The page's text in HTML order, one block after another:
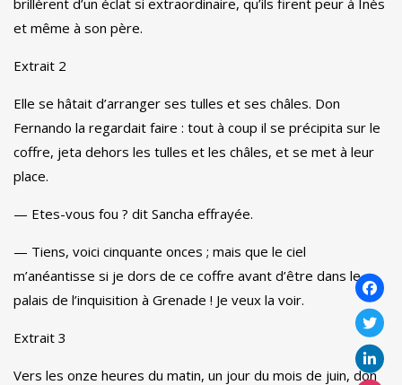
et même à son père.
Extrait 2
Elle se hâtait d’arranger ses tulles et ses châles. Don
Fernando la regardait faire : tout à coup il se précipita sur le
coffre, jeta dehors les tulles et les châles, et se met à leur
place.
— Etes-vous fou ? dit Sancha effrayée.
— Tiens, voici cinquante onces ; mais que le ciel
m’anéantisse si je dors de ce coffre avant d’être dans le
palais de l’inquisition à Grenade ! Je veux la voir.
Extrait 3
Vers les onze heures du matin, un jour du mois de juin, don